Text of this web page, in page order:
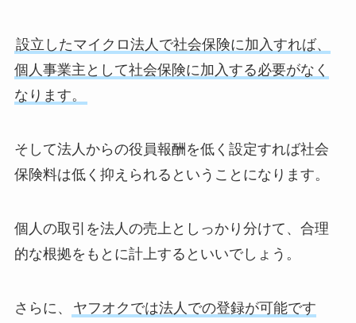
設立したマイクロ法人で社会保険に加入すれば、
個人事業主として社会保険に加入する必要がなく
なります。
そして法人からの役員報酬を低く設定すれば社会
保険料は低く抑えられるということになります。
個人の取引を法人の売上としっかり分けて、合理
的な根拠をもとに計上するといいでしょう。
さらに、
ヤフオクでは法人での登録が可能です